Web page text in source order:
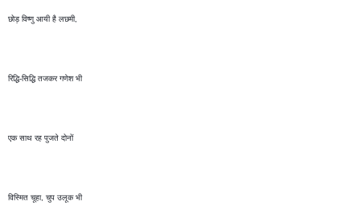
छोड़ विष्णु आयी है लछमी,
रिद्धि-सिद्धि तजकर गणेश भी
एक साथ रह पुजते दोनों
विस्मित चूहा, चुप उलूक भी